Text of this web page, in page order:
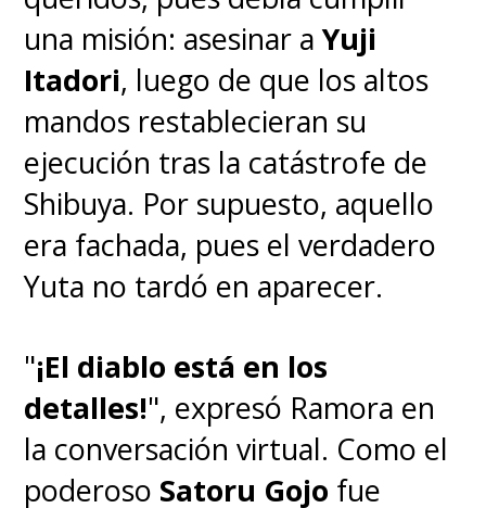
una misión: asesinar aYuji
Itadori, luego de que los altos
mandos restablecieran su
ejecución tras la catástrofe de
Shibuya. Por supuesto, aquello
era fachada, pues el verdadero
Yuta no tardó en aparecer.
"¡El diablo está en los
detalles!", expresó Ramora en
la conversación virtual. Como el
poderoso Satoru Gojo fue